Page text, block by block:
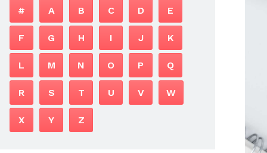
# A B C D E
F G H I J K
L M N O P Q
R S T U V W
X Y Z